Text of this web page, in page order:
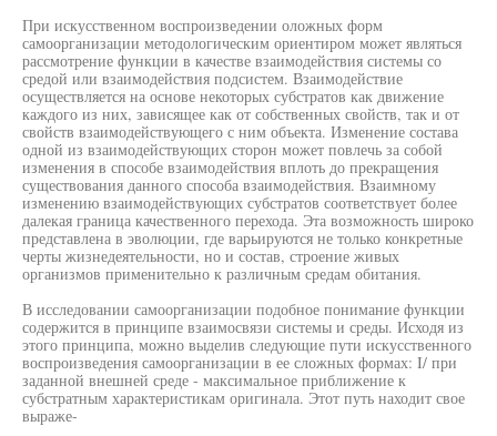
При искусственном воспроизведении оложных форм
самоорганизации методологическим ориентиром может являться
рассмотрение функции в качестве взаимодействия системы со
средой или взаимодействия подсистем. Взаимодействие
осуществляется на основе некоторых субстратов как движение
каждого из них, зависящее как от собственных свойств, так и от
свойств взаимодействующего с ним объекта. Изменение состава
одной из взаимодействующих сторон может повлечь за собой
изменения в способе взаимодействия вплоть до прекращения
существования данного способа взаимодействия. Взаимному
изменению взаимодействующих субстратов соответствует более
далекая граница качественного перехода. Эта возможность широко
представлена в эволюции, где варьируются не только конкретные
черты жизнедеятельности, но и состав, строение живых
организмов применительно к различным средам обитания.
В исследовании самоорганизации подобное понимание функции
содержится в принципе взаимосвязи системы и среды. Исходя из
этого принципа, можно выделив следующие пути искусственного
воспроизведения самоорганизации в ее сложных формах: I/ при
заданной внешней среде - максимальное приближение к
субстратным характеристикам оригинала. Этот путь находит свое
выраже-